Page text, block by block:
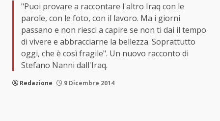
"Puoi provare a raccontare l'altro Iraq con le
parole, con le foto, con il lavoro. Ma i giorni
passano e non riesci a capire se non ti dai il tempo
di vivere e abbracciarne la bellezza. Soprattutto
oggi, che è così fragile". Un nuovo racconto di
Stefano Nanni dall'Iraq.
Redazione 9 Dicembre 2014